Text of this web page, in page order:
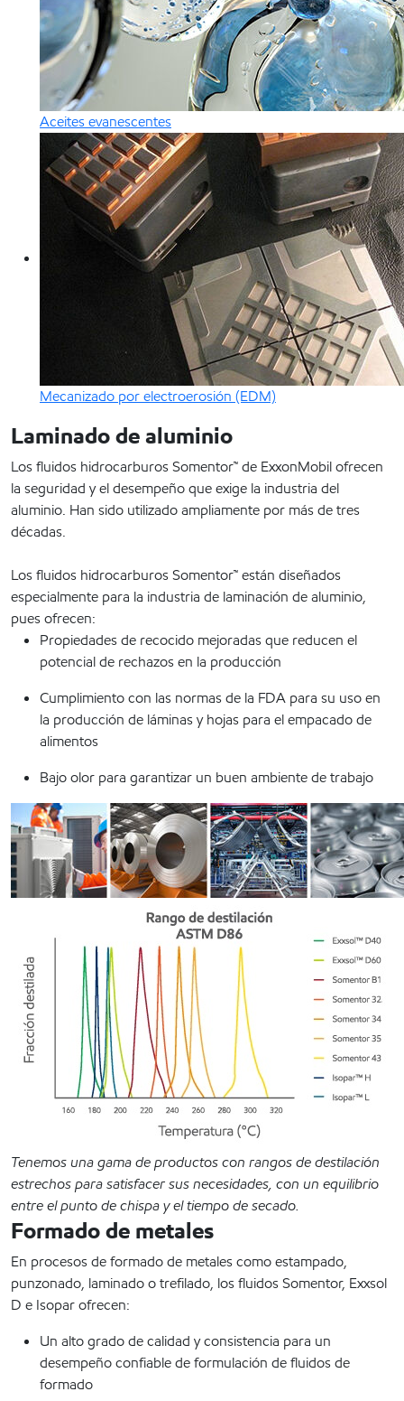
Aceites evanescentes
Mecanizado por electroerosión (EDM)
Laminado de aluminio
Los fluidos hidrocarburos Somentor™ de ExxonMobil ofrecen
la seguridad y el desempeño que exige la industria del
aluminio. Han sido utilizado ampliamente por más de tres
décadas.
Los fluidos hidrocarburos Somentor™ están diseñados
especialmente para la industria de laminación de aluminio,
pues ofrecen:
Propiedades de recocido mejoradas que reducen el
potencial de rechazos en la producción
Cumplimiento con las normas de la FDA para su uso en
la producción de láminas y hojas para el empacado de
alimentos
Bajo olor para garantizar un buen ambiente de trabajo
Tenemos una gama de productos con rangos de destilación
estrechos para satisfacer sus necesidades, con un equilibrio
entre el punto de chispa y el tiempo de secado.
Formado de metales
En procesos de formado de metales como estampado,
punzonado, laminado o trefilado, los fluidos Somentor, Exxsol
D e Isopar ofrecen:
Un alto grado de calidad y consistencia para un
desempeño confiable de formulación de fluidos de
formado